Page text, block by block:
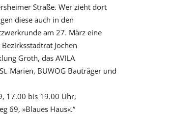
Straße. Wer zieht dort
diese auch in den
am 27. März eine
Jochen
Groth, das AVILA
Marien, BUWOG Bauträger und
17.00 bis 19.00 Uhr,
69, »Blaues Haus«.“